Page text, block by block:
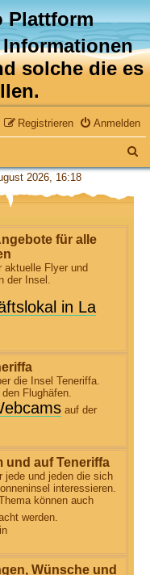
Plattform
solche die es
Anmelden
Registrieren
u
2026, 16:18
für alle
aktuelle Flyer und
der Insel.
in La
die Insel Teneriffa.
Flughäfen.
auf der
und auf Teneriffa
jede und jeden die sich
interessieren.
können auch
werden.
Wünsche und